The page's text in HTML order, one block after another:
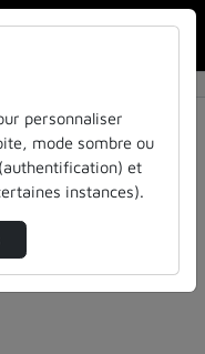
:
personnaliser
mode sombre ou
et
instances).